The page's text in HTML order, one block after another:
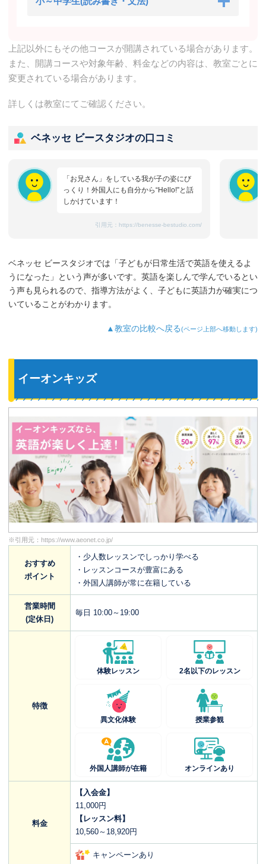
上記以外にもその他コースが開講されている場合があります。
また、開講コースや対象年齢、料金などの内容は、教室ごとに
変更されている場合があります。
詳しくは教室にてご確認ください。
ベネッセ ビースタジオの口コミ
「お兄さん」をしている我が子の姿にび
っくり！外国人にも自分から“Hello!”と話
しかけています！
引用元： https://benesse-bestudio.com/
ベネッセ ビースタジオでは「子どもが日常生活で英語を使えるよ
うになった」という声が多いです。英語を楽しんで学んでいるとい
う声も見られるので、指導方法がよく、子どもに英語力が確実につ
いていることがわかります。
▲教室の比較へ戻る(ページ上部へ移動します)
イーオンキッズ
※引用元： https://www.aeonet.co.jp/
おすすめ
ポイント
・少人数レッスンでしっかり学べる
・レッスンコースが豊富にある
・外国人講師が常に在籍している
営業時間
(定休日)
毎日 10:00～19:00
特徴
体験レッスン 2名以下のレッスン
異文化体験 授業参観
外国人講師が在籍 オンラインあり
料金
【入会金】
11,000円
【レッスン料】
10,560～18,920円
キャンペーンあり